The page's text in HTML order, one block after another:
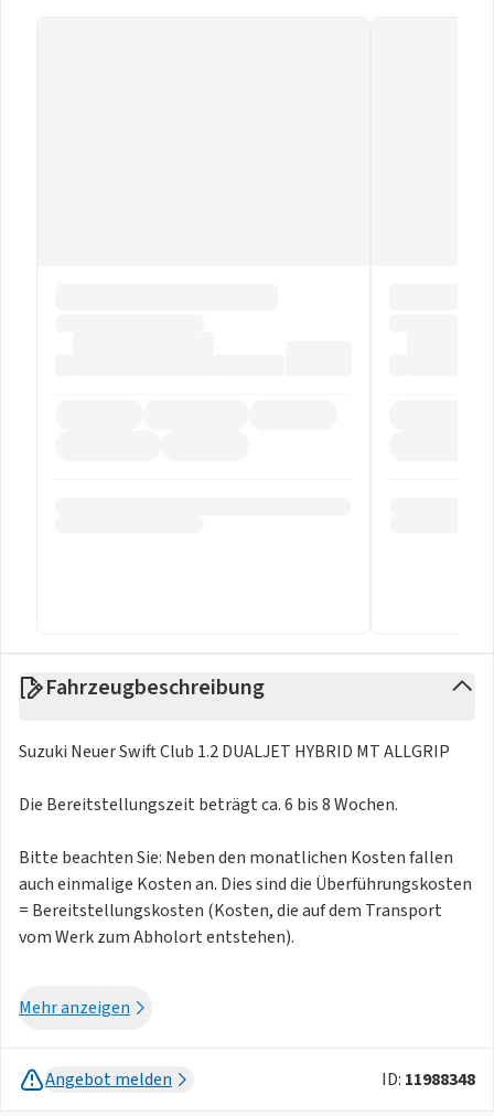
Fahrzeugbeschreibung
Suzuki Neuer Swift Club 1.2 DUALJET HYBRID MT ALLGRIP
Die Bereitstellungszeit beträgt ca. 6 bis 8 Wochen.
Bitte beachten Sie: Neben den monatlichen Kosten fallen
auch einmalige Kosten an. Dies sind die Überführungskosten
= Bereitstellungskosten (Kosten, die auf dem Transport
vom Werk zum Abholort entstehen).
- Cool Yellow Gelb
Ebenfalls sind weitere Farben auf Anfrage verfügbar, hier ist
ein Aufpreis von 12€ monatlich zu zahlen.
Mehr anzeigen
Angebot melden ID: 11988348